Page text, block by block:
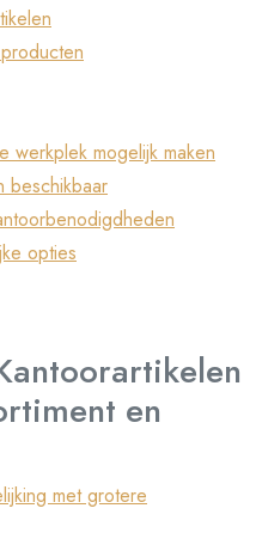
werkplek mogelijk maken
beschikbaar
opties
en
met grotere